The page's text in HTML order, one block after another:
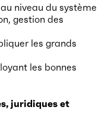
niveau du système
gestion des
les grands
les bonnes
juridiques et